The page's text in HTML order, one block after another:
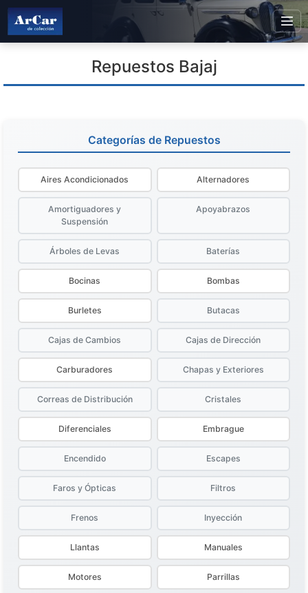
Repuestos Bajaj
Categorías de Repuestos
Aires Acondicionados Alternadores
Amortiguadores y
Suspensión
Apoyabrazos
Árboles de Levas Baterías
Bocinas Bombas
Burletes Butacas
Cajas de Cambios Cajas de Dirección
Carburadores Chapas y Exteriores
Correas de Distribución Cristales
Diferenciales Embrague
Encendido Escapes
Faros y Ópticas Filtros
Frenos Inyección
Llantas Manuales
Motores Parrillas